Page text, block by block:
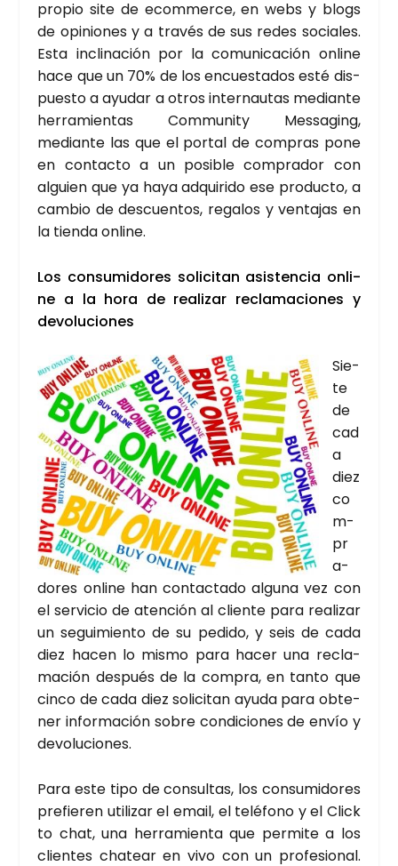
pro­pio site de ecom­mer­ce, en webs y blogs
de opi­nio­nes y a tra­vés de sus redes socia­les.
Esta incli­na­ción por la comu­ni­ca­ción onli­ne
hace que un 70% de los encues­ta­dos esté dis­
pues­to a ayu­dar a otros inter­nau­tas median­te
herra­mien­tas Com­mu­nity Mes­sa­ging,
median­te las que el por­tal de com­pras pone
en con­tac­to a un posi­ble com­pra­dor con
alguien que ya haya adqui­ri­do ese pro­duc­to, a
cam­bio de des­cuen­tos, rega­los y ven­ta­jas en
la tien­da onli­ne.
Los con­su­mi­do­res soli­ci­tan asis­ten­cia onli­
ne a la hora de rea­li­zar recla­ma­cio­nes y
devo­lu­cio­nes
Sie­
te
de
cad
a
diez
co
m­
pr
a­
do­res onli­ne han con­tac­ta­do algu­na vez con
el ser­vi­cio de aten­ción al clien­te para rea­li­zar
un segui­mien­to de su pedi­do, y seis de cada
diez hacen lo mis­mo para hacer una recla­
ma­ción des­pués de la com­pra, en tan­to que
cin­co de cada diez soli­ci­tan ayu­da para obte­
ner infor­ma­ción sobre con­di­cio­nes de envío y
devo­lu­cio­nes.
Para este tipo de con­sul­tas, los con­su­mi­do­res
pre­fie­ren uti­li­zar el email, el telé­fono y el Click
to chat, una herra­mien­ta que per­mi­te a los
clien­tes cha­tear en vivo con un pro­fe­sio­nal.